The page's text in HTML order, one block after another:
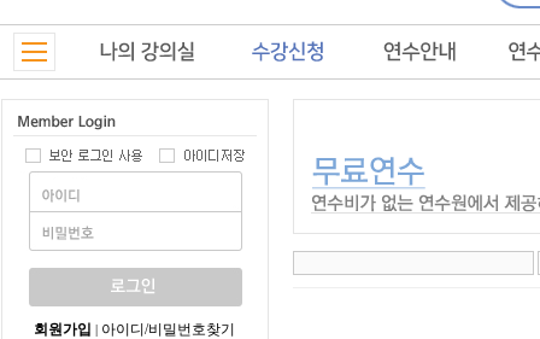
회원가입 아이디/비밀번호찾기